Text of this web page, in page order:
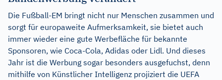
Die Fußball-EM bringt nicht nur Menschen zusammen und
sorgt für europaweite Aufmerksamkeit, sie bietet auch
immer wieder eine gute Werbefläche für bekannte
Sponsoren, wie Coca-Cola, Adidas oder Lidl. Und dieses
Jahr ist die Werbung sogar besonders ausgefuchst, denn
mithilfe von Künstlicher Intelligenz projiziert die UEFA